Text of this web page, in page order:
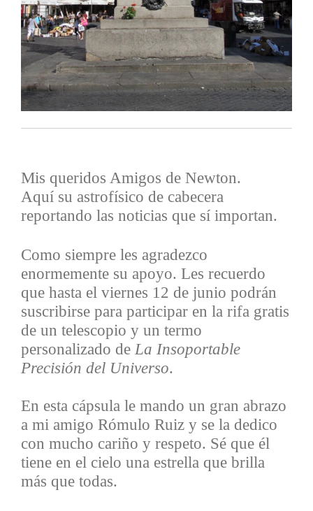
Mis queridos Amigos de Newton.
Aquí su astrofísico de cabecera
reportando las noticias que sí importan.
Como siempre les agradezco
enormemente su apoyo. Les recuerdo
que hasta el viernes 12 de junio podrán
suscribirse para participar en la rifa gratis
de un telescopio y un termo
personalizado de La Insoportable
Precisión del Universo.
En esta cápsula le mando un gran abrazo
a mi amigo Rómulo Ruiz y se la dedico
con mucho cariño y respeto. Sé que él
tiene en el cielo una estrella que brilla
más que todas.